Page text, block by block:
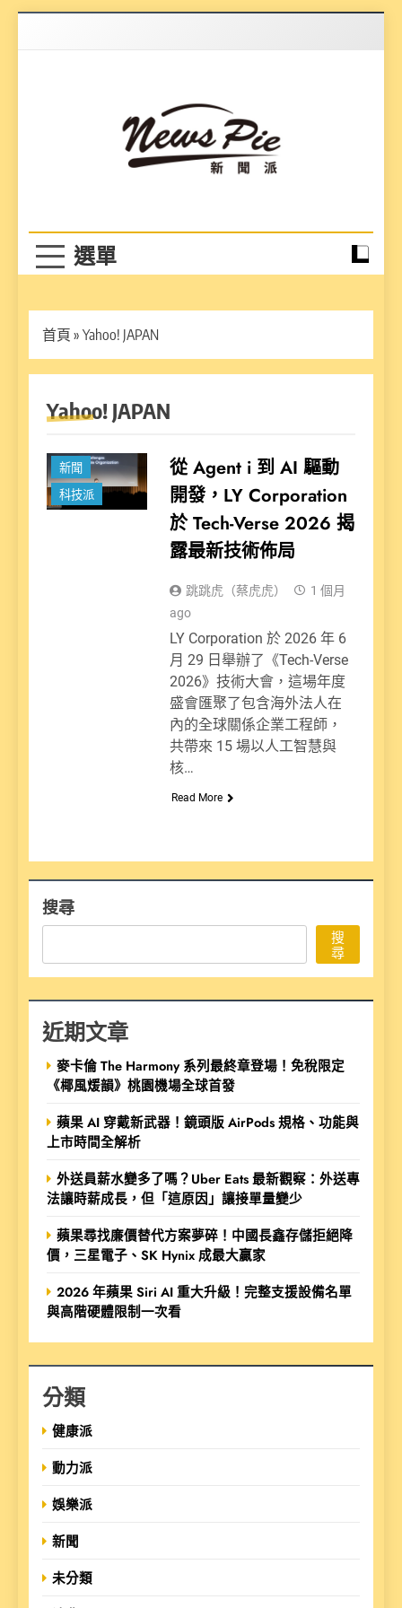
首頁 » Yahoo! JAPAN
Yahoo! JAPAN
新聞
科技派
從 Agent i 到 AI 驅動
開發，LY Corporation
於 Tech-Verse 2026 揭
露最新技術佈局
跳跳虎（蔡虎虎）
1 個月
ago
LY Corporation 於 2026 年 6
月 29 日舉辦了《Tech-Verse
2026》技術大會，這場年度
盛會匯聚了包含海外法人在
內的全球關係企業工程師，
共帶來 15 場以人工智慧與
核…
Read More
搜尋
搜
尋
近期文章
麥卡倫 The Harmony 系列最終章登場！免稅限定
《椰風煖韻》桃園機場全球首發
蘋果 AI 穿戴新武器！鏡頭版 AirPods 規格、功能與
上市時間全解析
外送員薪水變多了嗎？Uber Eats 最新觀察：外送專
法讓時薪成長，但「這原因」讓接單量變少
蘋果尋找廉價替代方案夢碎！中國長鑫存儲拒絕降
價，三星電子、SK Hynix 成最大贏家
2026 年蘋果 Siri AI 重大升級！完整支援設備名單
與高階硬體限制一次看
分類
健康派
動力派
娛樂派
新聞
未分類